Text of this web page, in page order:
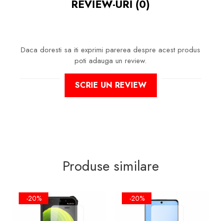
LA ZGARIETURI, ASIGURA SI UN
NU MODIFICAIN NICI UN FEL
FUNCTIONALITATEA NORMALA
CONTINUARE!
FOLIA ESTE DECUPATA
REVIEW-URI (0)
Daca doresti sa iti exprimi parerea despre acest produs
poti adauga un review.
SCRIE UN REVIEW
Produse similare
-20% -20%